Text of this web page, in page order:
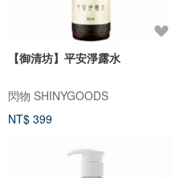
【御清坊】平安淨露水
閃物 SHINYGOODS
NT$ 399